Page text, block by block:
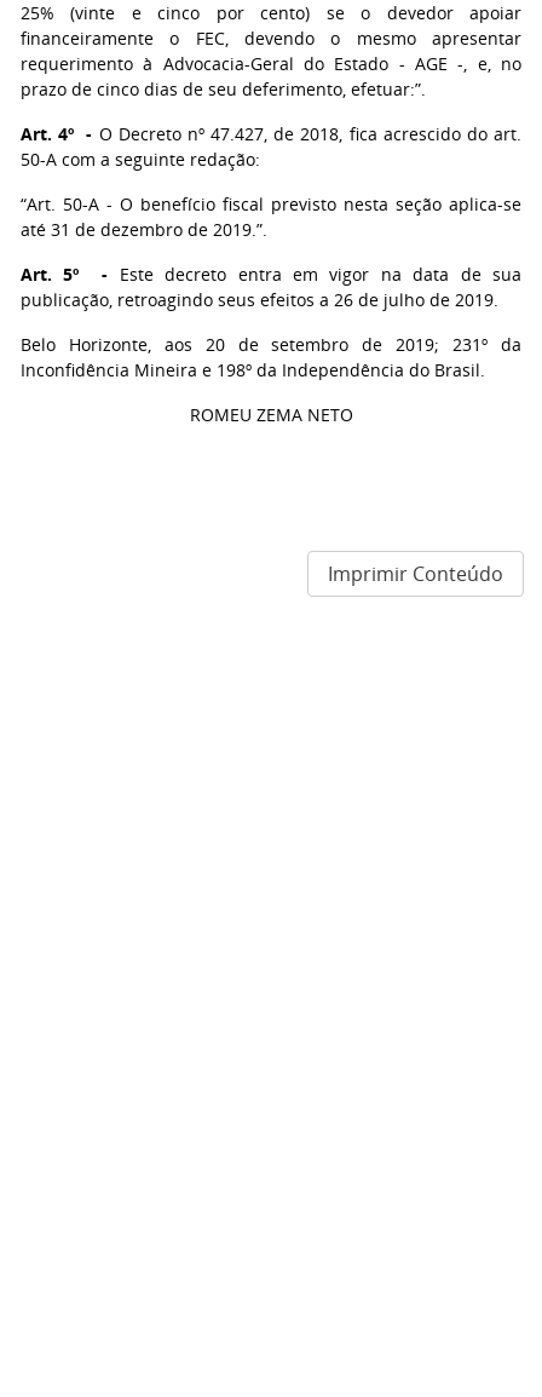
25% (vinte e cinco por cento) se o devedor apoiar
financeiramente o FEC, devendo o mesmo apresentar
requerimento à Advocacia-Geral do Estado - AGE -, e, no
prazo de cinco dias de seu deferimento, efetuar:”.
Art. 4º - O Decreto nº 47.427, de 2018, fica acrescido do art.
50-A com a seguinte redação:
“Art. 50-A - O benefício fiscal previsto nesta seção aplica-se
até 31 de dezembro de 2019.”.
Art. 5º - Este decreto entra em vigor na data de sua
publicação, retroagindo seus efeitos a 26 de julho de 2019.
Belo Horizonte, aos 20 de setembro de 2019; 231º da
Inconfidência Mineira e 198º da Independência do Brasil.
ROMEU ZEMA NETO
Imprimir Conteúdo